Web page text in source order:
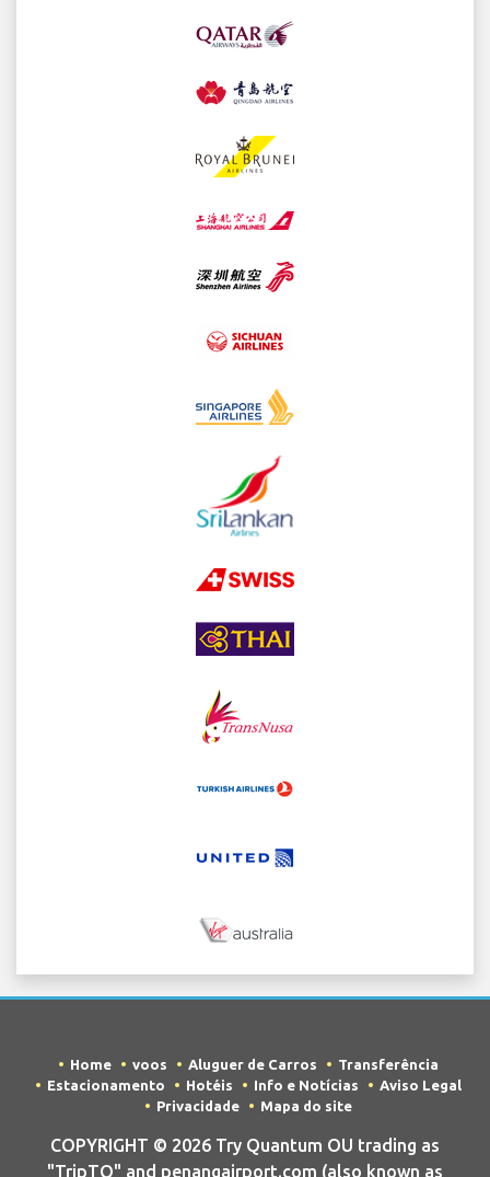
Home voos Aluguer de Carros
Transferência
Estacionamento
Hotéis Info e Notícias
Aviso Legal
Privacidade
Mapa do site
COPYRIGHT © 2026 Try Quantum OU trading as
"TripTQ" and penangairport.com (also known as